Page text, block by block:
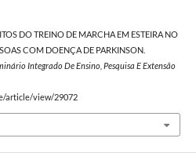
DO TREINO DE MARCHA EM ESTEIRA NO
COM DOENÇA DE PARKINSON.
Integrado De Ensino, Pesquisa E Extensão
article/view/29072